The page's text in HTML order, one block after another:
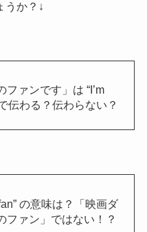
うか？↓
ファンです」は “I’m
伝わる？伝わらない？
の意味は？「映画ダ
ファン」ではない！？